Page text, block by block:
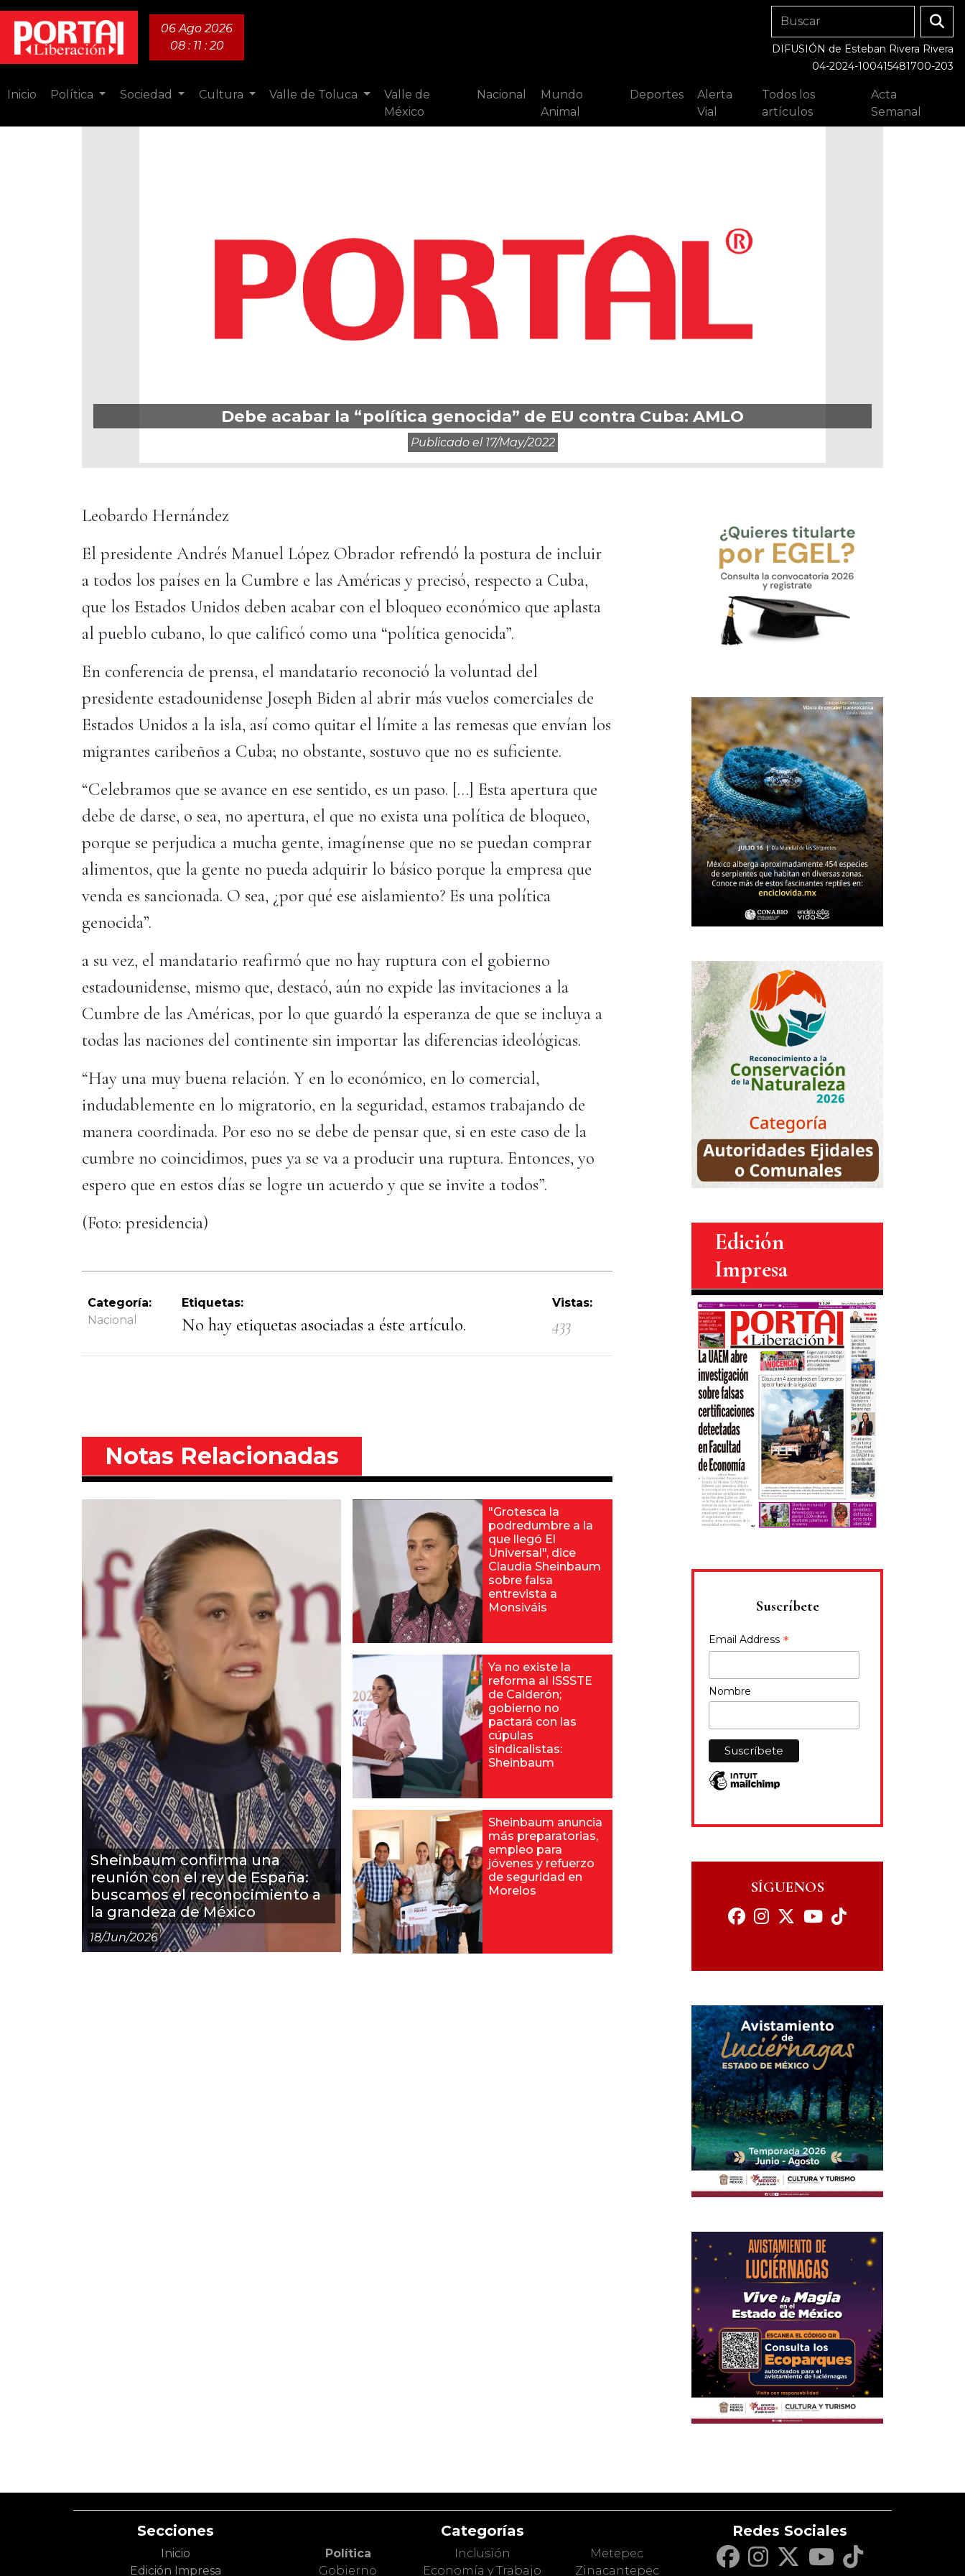
06 Ago 2026
08 : 11 : 21
DIFUSIÓN de Esteban Rivera Rivera
04-2024-100415481700-203
Inicio Política Sociedad Cultura Valle de Toluca
Valle de
México
Nacional
Mundo
Animal
Deportes
Alerta
Vial
Todos los
artículos
Acta
Semanal
Debe acabar la “política genocida” de EU contra Cuba: AMLO
Publicado el 17/may/2022
Leobardo Hernández
El presidente Andrés Manuel López Obrador refrendó la postura de incluir
a todos los países en la Cumbre e las Américas y precisó, respecto a Cuba,
que los Estados Unidos deben acabar con el bloqueo económico que aplasta
al pueblo cubano, lo que calificó como una “política genocida”.
En conferencia de prensa, el mandatario reconoció la voluntad del
presidente estadounidense Joseph Biden al abrir más vuelos comerciales de
Estados Unidos a la isla, así como quitar el límite a las remesas que envían los
migrantes caribeños a Cuba; no obstante, sostuvo que no es suficiente.
“Celebramos que se avance en ese sentido, es un paso. […] Esta apertura que
debe de darse, o sea, no apertura, el que no exista una política de bloqueo,
porque se perjudica a mucha gente, imagínense que no se puedan comprar
alimentos, que la gente no pueda adquirir lo básico porque la empresa que
venda es sancionada. O sea, ¿por qué ese aislamiento? Es una política
genocida”.
a su vez, el mandatario reafirmó que no hay ruptura con el gobierno
estadounidense, mismo que, destacó, aún no expide las invitaciones a la
Cumbre de las Américas, por lo que guardó la esperanza de que se incluya a
todas las naciones del continente sin importar las diferencias ideológicas.
“Hay una muy buena relación. Y en lo económico, en lo comercial,
indudablemente en lo migratorio, en la seguridad, estamos trabajando de
manera coordinada. Por eso no se debe de pensar que, si en este caso de la
cumbre no coincidimos, pues ya se va a producir una ruptura. Entonces, yo
espero que en estos días se logre un acuerdo y que se invite a todos”.
(Foto: presidencia)
Categoría:
Nacional
Etiquetas:
No hay etiquetas asociadas a éste artículo.
Vistas:
433
Notas Relacionadas
Sheinbaum confirma una
reunión con el rey de España:
buscamos el reconocimiento a
la grandeza de México
18/jun/2026
"Grotesca la
podredumbre a la
que llegó El
Universal", dice
Claudia Sheinbaum
sobre falsa
entrevista a
Monsiváis
Ya no existe la
reforma al ISSSTE
de Calderón;
gobierno no
pactará con las
cúpulas
sindicalistas:
Sheinbaum
Sheinbaum anuncia
más preparatorias,
empleo para
jóvenes y refuerzo
de seguridad en
Morelos
Edición
Impresa
Suscríbete
Email Address *
Nombre
SÍGUENOS
Secciones
Inicio
Edición Impresa
Categorías
Política
Gobierno
Inclusión
Economía y Trabajo
Metepec
Zinacantepec
Redes Sociales